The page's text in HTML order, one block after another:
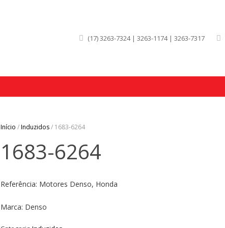
(17) 3263-7324 | 3263-1174 | 3263-7317
Início /Induzidos/ 1683-6264
1683-6264
Referência: Motores Denso, Honda
Marca: Denso